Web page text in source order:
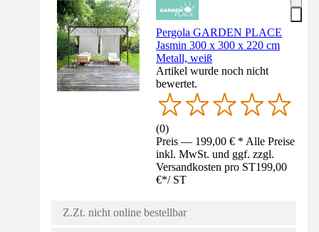
Pergola GARDEN PLACE
Jasmin 300 x 300 x 220 cm
Metall, weiß
Artikel wurde noch nicht
bewertet.
(0)
Preis — 199,00 € * Alle Preise
inkl. MwSt. und ggf. zzgl.
Versandkosten pro ST199,00
€*/ ST
Z.Zt. nicht online bestellbar